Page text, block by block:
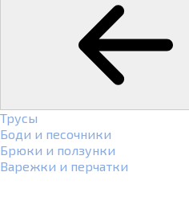
Трусы
Боди и песочники
Брюки и ползунки
Варежки и перчатки